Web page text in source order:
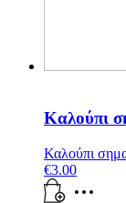
Καλούπι
Καλούπι
€3.00